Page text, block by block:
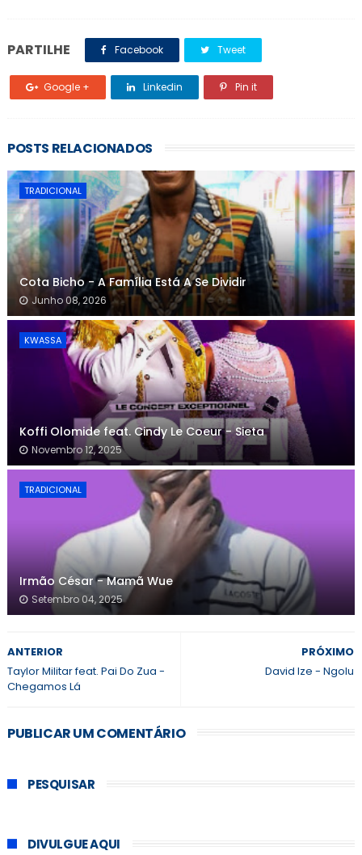
PARTILHE Facebook Tweet
Google + Linkedin Pin it
POSTS RELACIONADOS
TRADICIONAL
Cota Bicho - A Família Está A Se Dividir
Junho 08, 2026
KWASSA
Koffi Olomide feat. Cindy Le Coeur - Sieta
Novembro 12, 2025
TRADICIONAL
Irmão César - Mamã Wue
Setembro 04, 2025
PRÓXIMO
David Ize - Ngolu
ANTERIOR
Taylor Militar feat. Pai Do Zua -
Chegamos Lá
PUBLICAR UM COMENTÁRIO
PESQUISAR
DIVULGUE AQUI